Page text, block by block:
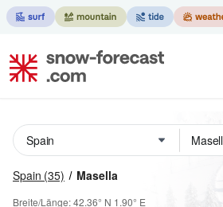
Spain (35) Masella
Breite/Länge:42.36° N 1.90° E